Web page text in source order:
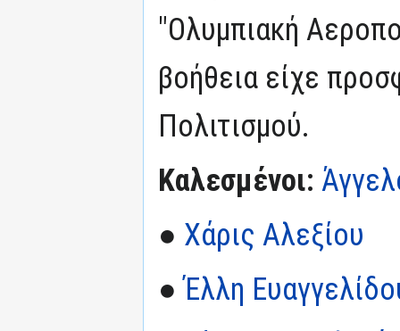
"Ολυμπιακή
βοήθεια είχε
Πολιτισμού.
Καλεσμένοι:
● Χάρις Αλεξίου
●Έλλη